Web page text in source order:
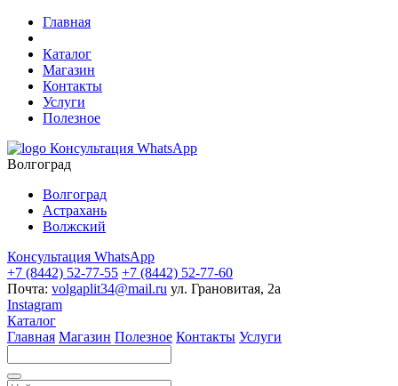
Главная
Каталог
Магазин
Контакты
Услуги
Полезное
Консультация WhatsApp
Волгоград
Волгоград
Астрахань
Волжский
Консультация WhatsApp
+7 (8442) 52-77-55 +7 (8442) 52-77-60
Почта: volgaplit34@mail.ru ул. Грановитая, 2а
Instagram
Каталог
Главная Магазин Полезное Контакты Услуги